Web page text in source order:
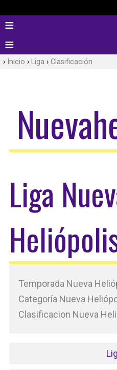
Inicio Liga Clasificación
Liga
Temporada Nueva
Categoría Nueva
Clasificacion Nueva